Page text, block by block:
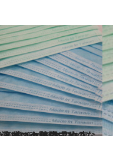
ナ防疫成功のなぜ② 驚くべきマスク事情。ピンク色騒ぎも
フスタイル